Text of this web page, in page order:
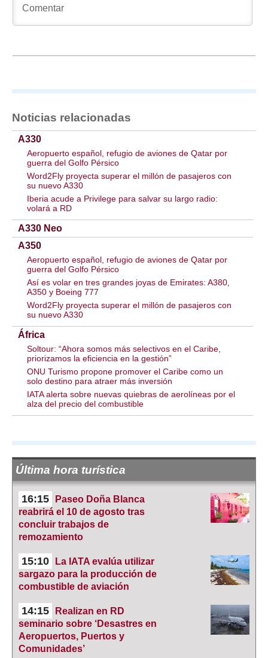
Noticias relacionadas
A330
Aeropuerto español, refugio de aviones de Qatar por
guerra del Golfo Pérsico
Word2Fly proyecta superar el millón de pasajeros con
su nuevo A330
Iberia acude a Privilege para salvar su largo radio:
volará a RD
A330 Neo
A350
Aeropuerto español, refugio de aviones de Qatar por
guerra del Golfo Pérsico
Así es volar en tres grandes joyas de Emirates: A380,
A350 y Boeing 777
Word2Fly proyecta superar el millón de pasajeros con
su nuevo A330
África
Soltour: “Ahora somos más selectivos en el Caribe,
priorizamos la eficiencia en la gestión”
ONU Turismo propone promover el Caribe como un
solo destino para atraer más inversión
IATA alerta sobre nuevas quiebras de aerolíneas por el
alza del precio del combustible
Última hora turística
16:15
Paseo Doña Blanca
reabrirá el 10 de agosto tras
concluir trabajos de
remozamiento
15:10
La IATA evalúa utilizar
sargazo para la producción de
combustible de aviación
14:15
Realizan en RD
seminario sobre ‘Desastres en
Aeropuertos, Puertos y
Comunidades’